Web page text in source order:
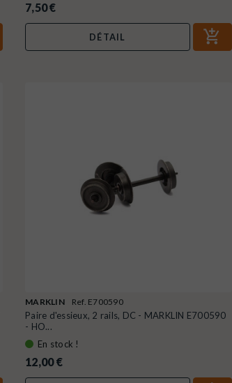
7,50 €
DÉTAIL
MARKLIN Ref. E700590
Paire d'essieux, 2 rails, DC - MARKLIN E700590
- HO...
En stock !
12,00 €